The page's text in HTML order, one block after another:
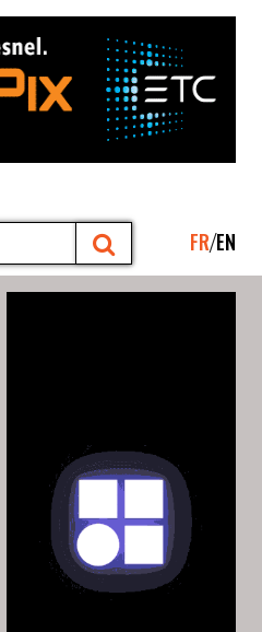
FR EN